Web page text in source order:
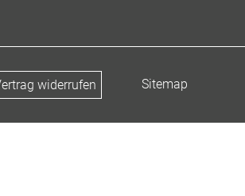
widerrufen Sitemap